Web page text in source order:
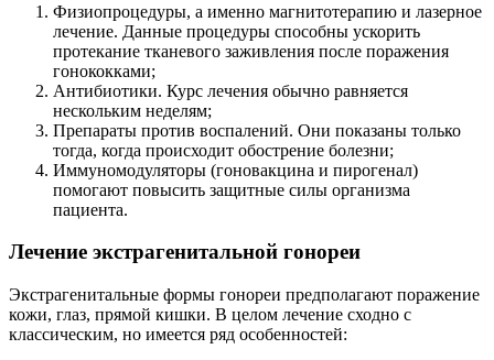
Физиопроцедуры, а именно магнитотерапию и лазерное
лечение. Данные процедуры способны ускорить
протекание тканевого заживления после поражения
гонококками;
Антибиотики. Курс лечения обычно равняется
нескольким неделям;
Препараты против воспалений. Они показаны только
тогда, когда происходит обострение болезни;
Иммуномодуляторы (гоновакцина и пирогенал)
помогают повысить защитные силы организма
пациента.
Лечение экстрагенитальной гонореи
Экстрагенитальные формы гонореи предполагают поражение
кожи, глаз, прямой кишки. В целом лечение сходно с
классическим, но имеется ряд особенностей: